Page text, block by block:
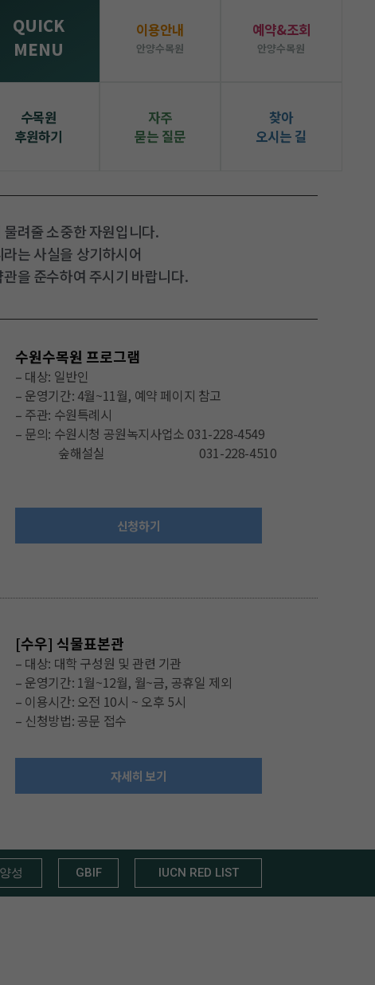
교육과 연구를 위해 설립된 우리나라 최초의
우리나라 자생식물을 중심으로 북반구 식물의 증식, 보전, 전시,
· 국내외 관련기관과 교류, 협력
자세히보기
QUICK
MENU
이용안내
안양수목원
예약&조회
안양수목원
수목원
후원하기
자주
묻는 질문
찾아
오시는 길
려줄 소중한 자원입니다.
는 사실을 상기하시어
을 준수하여 주시기 바랍니다.
수원수목원 프로그램
– 대상: 일반인
– 운영기간: 4월~11월, 예약 페이지 참고
– 주관: 수원특례시
– 문의: 수원시청 공원녹지사업소 031-228-4549
숲해설실 031-228-4510
신청하기
[수우] 식물표본관
– 대상: 대학 구성원 및 관련 기관
– 운영기간: 1월~12월, 월~금, 공휴일 제외
– 이용시간: 오전 10시 ~ 오후 5시
– 신청방법: 공문 접수
자세히 보기
성 GBIF IUCN RED LIST